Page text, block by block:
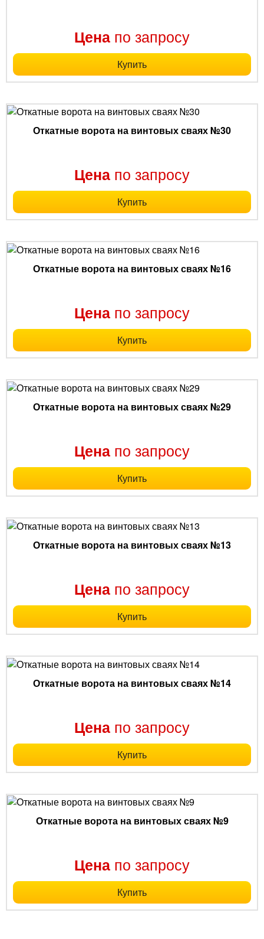
Цена по запросу
Купить
Откатные ворота на винтовых сваях №30
Цена по запросу
Купить
Откатные ворота на винтовых сваях №16
Цена по запросу
Купить
Откатные ворота на винтовых сваях №29
Цена по запросу
Купить
Откатные ворота на винтовых сваях №13
Цена по запросу
Купить
Откатные ворота на винтовых сваях №14
Цена по запросу
Купить
Откатные ворота на винтовых сваях №9
Цена по запросу
Купить